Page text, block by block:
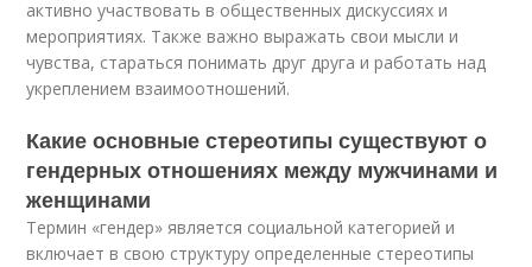
активно участвовать в общественных дискуссиях и
мероприятиях. Также важно выражать свои мысли и
чувства, стараться понимать друг друга и работать над
укреплением взаимоотношений.
Какие основные стереотипы существуют о
гендерных отношениях между мужчинами и
женщинами
Термин «гендер» является социальной категорией и
включает в свою структуру определенные стереотипы